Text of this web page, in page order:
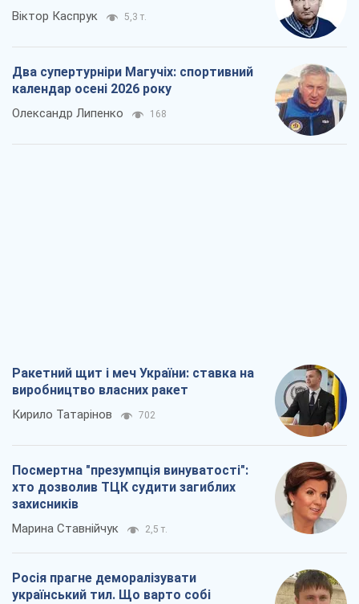
Віктор Каспрук 5,3 т.
Два супертурніри Магучіх: спортивний
календар осені 2026 року
Олександр Липенко 168
Ракетний щит і меч України: ставка на
виробництво власних ракет
Кирило Татарінов 702
Посмертна "презумпція винуватості":
хто дозволив ТЦК судити загиблих
захисників
Марина Ставнійчук 2,5 т.
Росія прагне деморалізувати
український тил. Що варто собі